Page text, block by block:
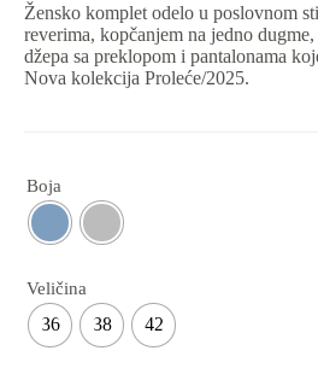
Žensko komplet odelo u poslovnom
reverima, kopčanjem na jedno
džepa sa preklopom i pantalonama
Nova kolekcija Proleće/2025.
Boja
Veličina
36 38 42